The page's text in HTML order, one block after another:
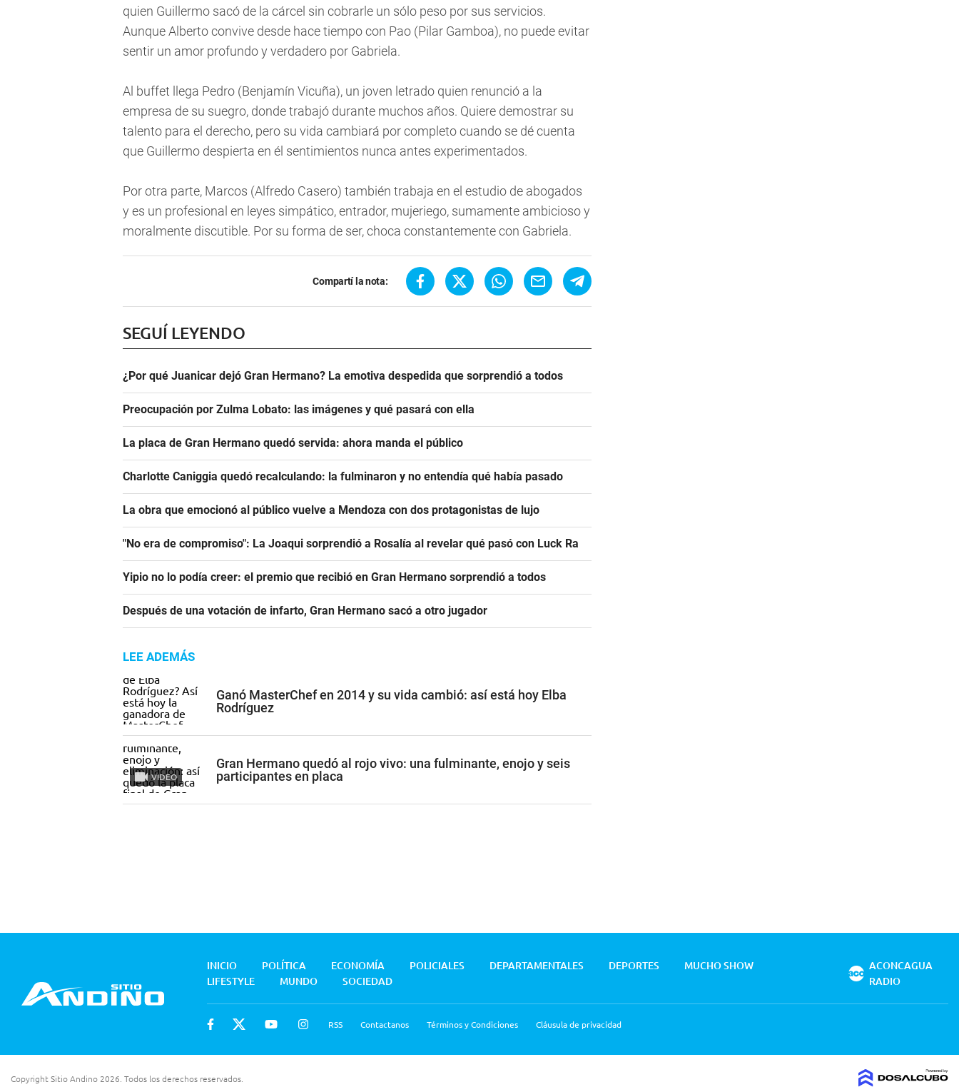
quien Guillermo sacó de la cárcel sin cobrarle un sólo peso por sus servicios.
Aunque Alberto convive desde hace tiempo con Pao (Pilar Gamboa), no puede evitar
sentir un amor profundo y verdadero por Gabriela.
Al buffet llega Pedro (Benjamín Vicuña), un joven letrado quien renunció a la
empresa de su suegro, donde trabajó durante muchos años. Quiere demostrar su
talento para el derecho, pero su vida cambiará por completo cuando se dé cuenta
que Guillermo despierta en él sentimientos nunca antes experimentados.
Por otra parte, Marcos (Alfredo Casero) también trabaja en el estudio de abogados
y es un profesional en leyes simpático, entrador, mujeriego, sumamente ambicioso y
moralmente discutible. Por su forma de ser, choca constantemente con Gabriela.
Compartí la nota:
SEGUÍ LEYENDO
¿Por qué Juanicar dejó Gran Hermano? La emotiva despedida que sorprendió a todos
Preocupación por Zulma Lobato: las imágenes y qué pasará con ella
La placa de Gran Hermano quedó servida: ahora manda el público
Charlotte Caniggia quedó recalculando: la fulminaron y no entendía qué había pasado
La obra que emocionó al público vuelve a Mendoza con dos protagonistas de lujo
"No era de compromiso": La Joaqui sorprendió a Rosalía al revelar qué pasó con Luck Ra
Yipio no lo podía creer: el premio que recibió en Gran Hermano sorprendió a todos
Después de una votación de infarto, Gran Hermano sacó a otro jugador
LEE ADEMÁS
Ganó MasterChef en 2014 y su vida cambió: así está hoy Elba
Rodríguez
VIDEO
Gran Hermano quedó al rojo vivo: una fulminante, enojo y seis
participantes en placa
INICIO POLÍTICA ECONOMÍA POLICIALES DEPARTAMENTALES DEPORTES
MUCHO SHOW
LIFESTYLE
MUNDO SOCIEDAD
RSS Contactanos Términos y Condiciones Cláusula de privacidad
ACONCAGUA
RADIO
Copyright Sitio Andino 2026. Todos los derechos reservados.